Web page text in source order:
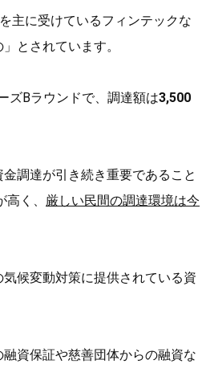
主に受けているフィンテックな
とされています。
ズBラウンドで、調達額は3,500
調達が引き続き重要であること
く、 厳しい民間の調達環境は今
候変動対策に提供されている資
資保証や慈善団体からの融資な